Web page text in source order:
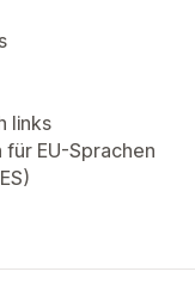
links
EU-Sprachen